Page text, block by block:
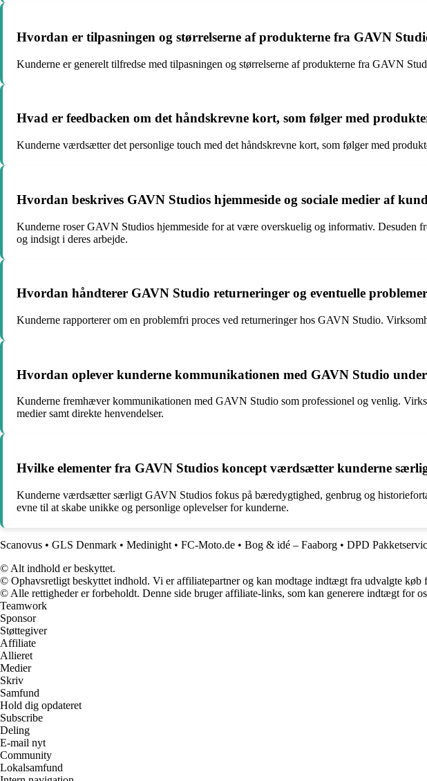
Hvordan er tilpasningen og størrelserne af produkterne fra GAVN
Kunderne er generelt tilfredse med tilpasningen og størrelserne af produkterne fra GAVN
Hvad er feedbacken om det håndskrevne kort, som følger med
Kunderne værdsætter det personlige touch med det håndskrevne kort, som følger med
Hvordan beskrives GAVN Studios hjemmeside og sociale medier af
Kunderne roser GAVN Studios hjemmeside for at være overskuelig og informativ. Desuden
og indsigt i deres arbejde.
Hvordan håndterer GAVN Studio returneringer og eventuelle
Kunderne rapporterer om en problemfri proces ved returneringer hos GAVN Studio.
Hvordan oplever kunderne kommunikationen med GAVN Studio under
Kunderne fremhæver kommunikationen med GAVN Studio som professionel og venlig.
medier samt direkte henvendelser.
Hvilke elementer fra GAVN Studios koncept værdsætter kunderne
Kunderne værdsætter særligt GAVN Studios fokus på bæredygtighed, genbrug og
evne til at skabe unikke og personlige oplevelser for kunderne.
Scanovus • GLS Denmark • Medinight • FC-Moto.de • Bog & idé – Faaborg • DPD
© Alt indhold er beskyttet.
© Ophavsretligt beskyttet indhold. Vi er affiliatepartner og kan modtage indtægt fra udvalgte køb
© Alle rettigheder er forbeholdt. Denne side bruger affiliate-links, som kan generere indtægt for
Teamwork
Sponsor
Støttegiver
Affiliate
Allieret
Medier
Skriv
Samfund
Hold dig opdateret
Subscribe
Deling
E-mail nyt
Community
Lokalsamfund